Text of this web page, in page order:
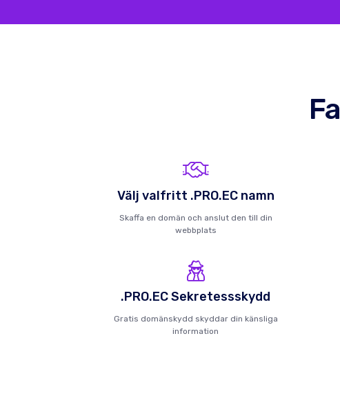
Välj valfritt .PRO.EC namn
Skaffa en domän och anslut den till din
webbplats
.PRO.EC Sekretessskydd
Gratis domänskydd skyddar din känsliga
information